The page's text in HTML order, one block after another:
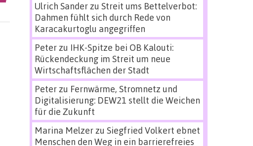
Ulrich Sanderzu Streit ums Bettelverbot:
Dahmen fühlt sich durch Rede von
Karacakurtoglu angegriffen
Peterzu IHK-Spitze bei OB Kalouti:
Rückendeckung im Streit um neue
Wirtschaftsflächen der Stadt
Peterzu Fernwärme, Stromnetz und
Digitalisierung: DEW21 stellt die Weichen
für die Zukunft
Marina Melzerzu Siegfried Volkert ebnet
Menschen den Weg in ein barrierefreies